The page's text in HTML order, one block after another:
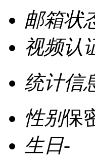
邮箱状
视频认
统计信
性别保
生日-